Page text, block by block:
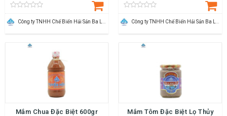
Mắm Chua Đặc Biệt 600gr
Mắm Tôm Đặc Biệt Lọ Thủy